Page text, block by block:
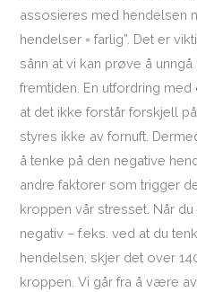
assosieres med hendelsen
hendelser = farlig”. Det er
sånn at vi kan prøve å
fremtiden. En utfordring
at det ikke forstår forskjell
styres ikke av fornuft.
å tenke på den negative
andre faktorer som trigger
kroppen vår stresset. Når
negativ – f.eks. ved at du
hendelsen, skjer det over
kroppen. Vi går fra å være